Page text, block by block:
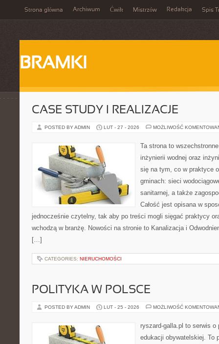
Strona główna Archiwum Ćwik Mistrzów Redakcja Spis
BRAMKI
CASE STUDY I REALIZACJE
POSTED BY ADMIN LUT - 27 - 2026 MOŻLIWOŚĆ
Ta strona to
inżynierii wodnej oraz
się na tym, co w praktyce
gminach: sieci
sanitarnej, a także
Całość jest opisana w
jednocześnie czytelny, tak aby po treści mogli sięgać praktycy
wchodzą w branżę. Nowości na stronie to Kanalizacja i
[…]
CATEGORIES: NIERUCHOMOŚCI
POLITYKA W POLSCE
POSTED BY ADMIN LUT - 25 - 2026 MOŻLIWOŚĆ
ryszard-galla.pl to serwis
edukacji obywatelskiej. To